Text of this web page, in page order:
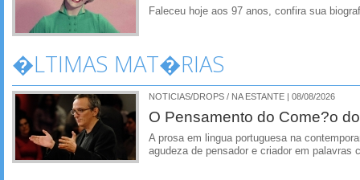
Faleceu hoje aos 97 anos, confira sua
�LTIMAS MAT�RIAS
NOTICIAS/DROPS / NA ESTANTE | 08/08/2026
O Pensamento do Come?o
A prosa em lingua portuguesa na
agudeza de pensador e criador em palavras